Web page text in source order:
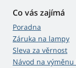
Co vás zajímá
Poradna
Záruka na lampy
Sleva za věrnost
Návod na